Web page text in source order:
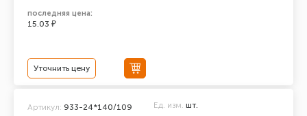
последняя цена:
15.03 ₽
Уточнить цену
Артикул: 933-24*140/109 Ед. изм. шт.